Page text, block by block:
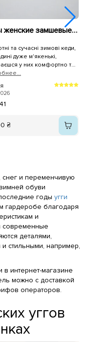
Кеды женские замшевые мех 592877 Черные
та сучасні зимові кеди,
дуже м'якенькі,
у них комфортно та
Велике дякую за
і зручне взуття та за
і
41
₴
снег и переменчивую
обуви
годы угги
гардеробе благодаря
и
современные
деталями,
стильными, например,
интернет-магазине
можно с доставкой
операторов.
уггов